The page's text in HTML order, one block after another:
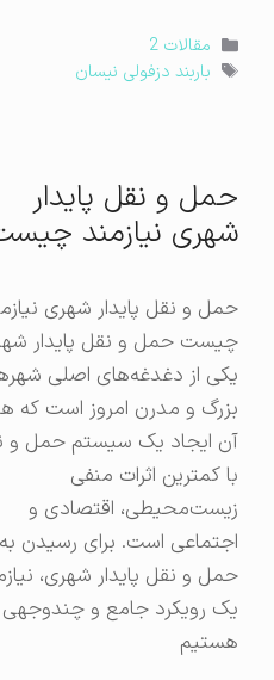
دسته‌ها
مقالات 2
برچسب‌ها
باربند دزفولی نیسان
حمل و نقل پایدار
شهری نیازمند چیست
حمل و نقل پایدار شهری نیازمند
چیست حمل و نقل پایدار شهری
یکی از دغدغه‌های اصلی شهرهای
بزرگ و مدرن امروز است که هدف
آن ایجاد یک سیستم حمل و نقل
با کمترین اثرات منفی
زیست‌محیطی، اقتصادی و
اجتماعی است. برای رسیدن به
حمل و نقل پایدار شهری، نیازمند
یک رویکرد جامع و چندوجهی
هستیم